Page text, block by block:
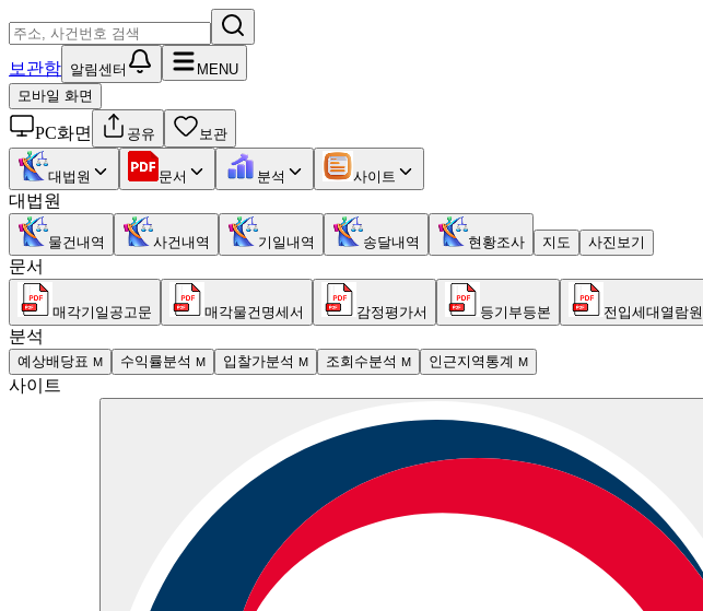
보관함 알림센터
MENU
모바일 화면
PC화면 공유 보관
대법원 문서 분석 사이트
대법원
물건내역 사건내역 기일내역 송달내역 현황조사 지도 사진보기
문서
매각기일공고문 매각물건명세서 감정평가서 등기부등본 전입세대열람원
분석
예상배당표 M 수익률분석 M 입찰가분석 M 조회수분석 M 인근지역통계 M
사이트